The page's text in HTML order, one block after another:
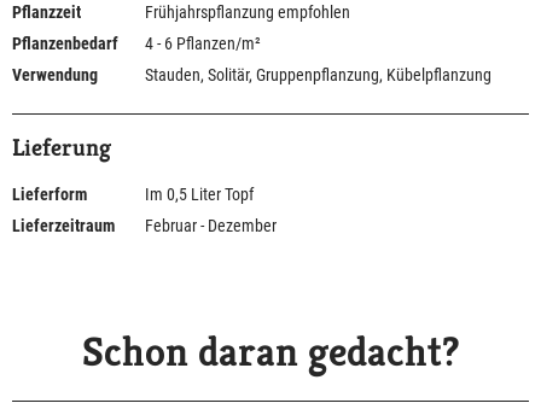
Pflanzzeit
Frühjahrspflanzung empfohlen
Pflanzenbedarf
4 - 6 Pflanzen/m²
Verwendung
Stauden, Solitär, Gruppenpflanzung, Kübelpflanzung
Lieferung
Lieferform
Im 0,5 Liter Topf
Lieferzeitraum
Februar - Dezember
Schon daran gedacht?